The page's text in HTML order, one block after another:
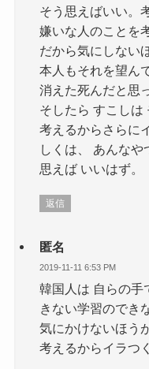
そう思えばいい。
嫌いな人のことを
だから気にしない
本人もそれを望ん
消えた死んだと思
そしたら すこしは
考えるからさらに
しくは、 あんなや
思えば いいはず。
返信
匿名
2019-11-11 6:53 PM
韓国人は 自らの手
きない学習のでき
気にかけないほう
考えるからイラつ